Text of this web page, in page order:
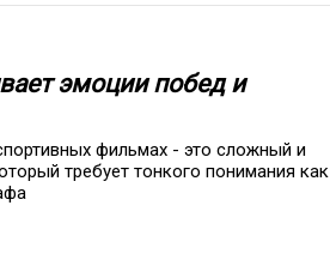
эмоции побед и
фильмах - это сложный и
требует тонкого понимания как